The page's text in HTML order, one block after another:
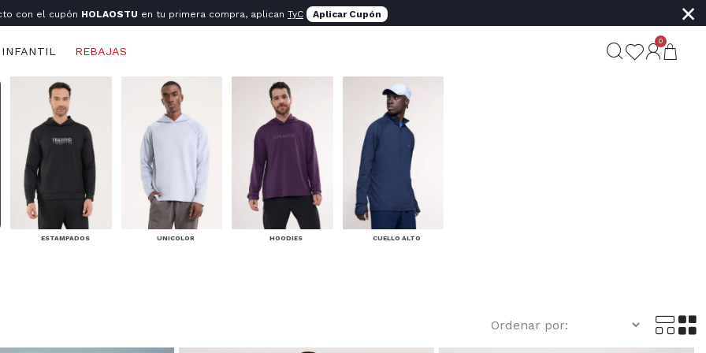
con el cupón HOLAOSTU en tu primera compra, aplican TyC Aplicar Cupón ×
INFANTIL REBAJAS
0
ESTAMPADOS UNICOLOR HOODIES CUELLO ALTO